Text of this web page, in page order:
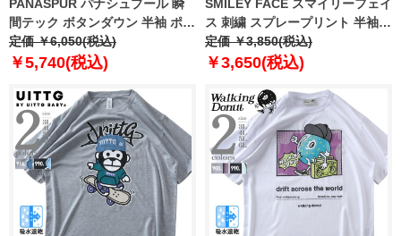
PANASPUR パナシュプール 瞬
間テック ボタンダウン 半袖 ポロ
シャツ 軽量 ドライタッチ 春夏新
作 6403-731z
定価 ￥6,050(税込)
￥5,740(税込)
SMILEY FACE スマイリーフェイ
ス 刺繍 スプレープリント 半袖 T
シャツ 吸水速乾 UVカット 春夏
新作 12625128
定価 ￥3,850(税込)
￥3,650(税込)